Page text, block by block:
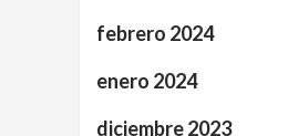
febrero 2024
enero 2024
diciembre 2023